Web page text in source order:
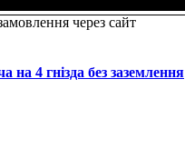
через сайт
4 гнізда без заземлення